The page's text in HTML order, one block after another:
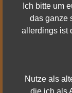
bedeutet das
in dem Spieler
einander helfen.
Jedes Monster,
Ich bitte um
das ganze
allerdings ist
Nutze als
die ich als